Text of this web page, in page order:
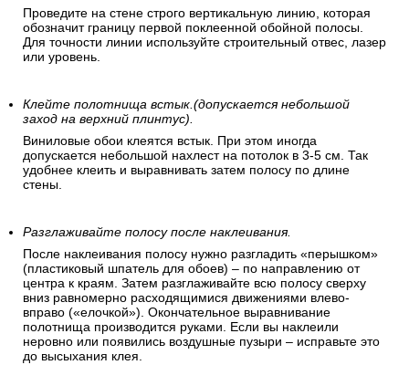
Проведите на стене строго вертикальную линию, которая
обозначит границу первой поклеенной обойной полосы.
Для точности линии используйте строительный отвес, лазер
или уровень.
Клейте полотнища встык.(допускается небольшой
заход на верхний плинтус).
Виниловые обои клеятся встык. При этом иногда
допускается небольшой нахлест на потолок в 3-5 см. Так
удобнее клеить и выравнивать затем полосу по длине
стены.
Разглаживайте полосу после наклеивания.
После наклеивания полосу нужно разгладить «перышком»
(пластиковый шпатель для обоев) – по направлению от
центра к краям. Затем разглаживайте всю полосу сверху
вниз равномерно расходящимися движениями влево-
вправо («елочкой»). Окончательное выравнивание
полотнища производится руками. Если вы наклеили
неровно или появились воздушные пузыри – исправьте это
до высыхания клея.